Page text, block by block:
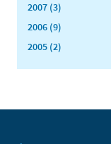
2007 (3)
2006 (9)
2005 (2)